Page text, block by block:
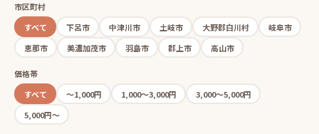
市区町村
すべて
下呂市 中津川市 土岐市 大野郡白川村
岐阜市
恵那市
美濃加茂市 羽島市 郡上市 高山市
価格帯
すべて
〜1,000円 1,000〜3,000円
3,000〜5,000円
5,000円〜